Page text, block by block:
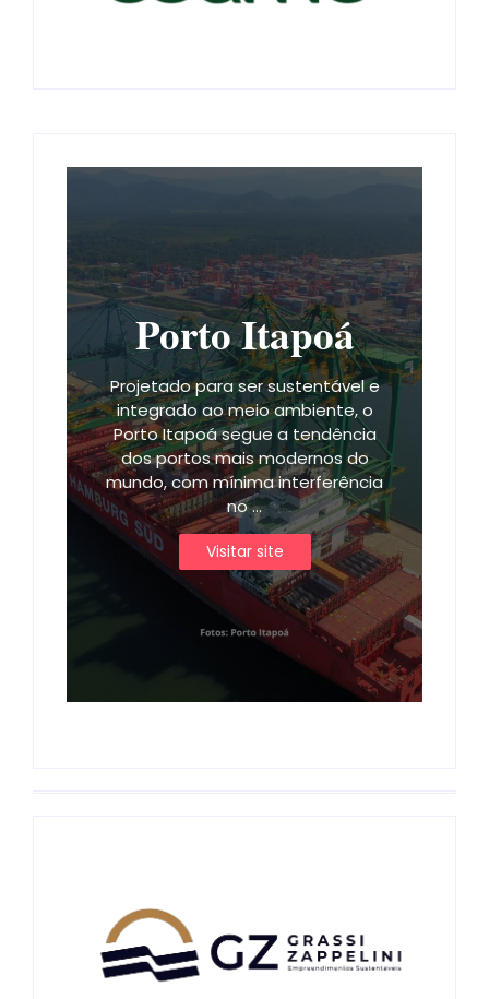
Porto Itapoá
Projetado para ser sustentável e
integrado ao meio ambiente, o
Porto Itapoá segue a tendência
dos portos mais modernos do
mundo, com mínima interferência
no ...
Visitar site